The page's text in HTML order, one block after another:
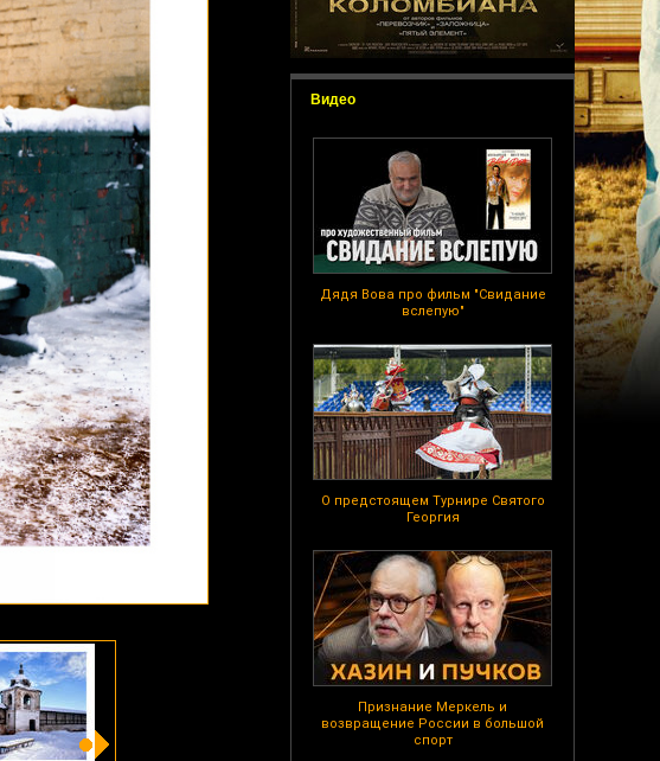
Видео
Дядя Вова про фильм "Свидание
вслепую"
О предстоящем Турнире Святого
Георгия
Признание Меркель и
возвращение России в большой
спорт